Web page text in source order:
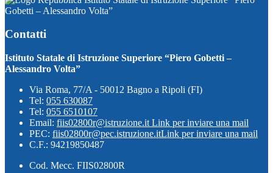
Gobetti – Alessandro Volta”
Contatti
Istituto Statale di Istruzione Superiore “Piero Gobetti –
Alessandro Volta”
Via Roma, 77/A - 50012 Bagno a Ripoli (FI)
Tel: 055 630087
Tel: 055 6510107
Email: fiis02800r@istruzione.it Link per inviare una mail
PEC: fiis02800r@pec.istruzione.itLink per inviare una mail
C.F.: 94219850487
Cod. Mecc. FIIS02800R